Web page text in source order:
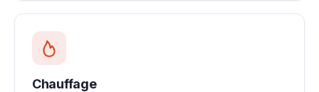
Chauffage